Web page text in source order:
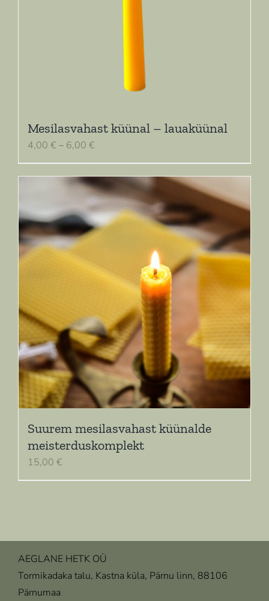
Mesilasvahast küünal – lauaküünal
4,00 € – 6,00 €
4,00 €
kuni
6,00 €
Suurem mesilasvahast küünalde
meisterduskomplekt
15,00 €
AEGLANE HETK OÜ
Tormikadaka talu, Kastna küla, Pärnu linn, 88106
Pärnumaa